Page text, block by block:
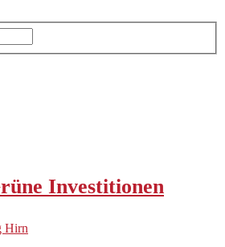
Investitionen
Hirn